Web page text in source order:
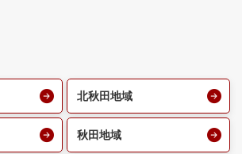
北秋田地域
秋田地域